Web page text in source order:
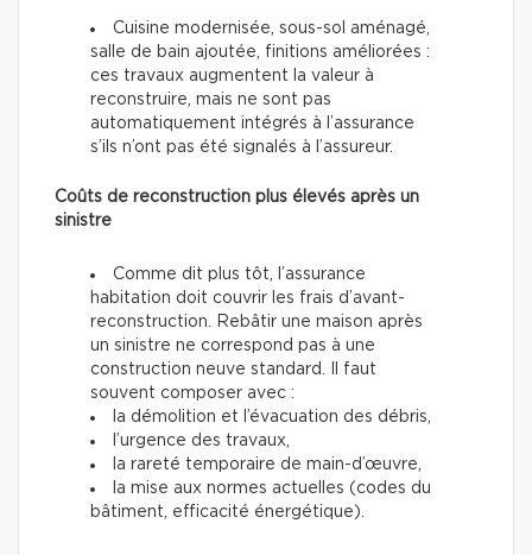
Cuisine modernisée, sous-sol aménagé,
salle de bain ajoutée, finitions améliorées :
ces travaux augmentent la valeur à
reconstruire, mais ne sont pas
automatiquement intégrés à l’assurance
s’ils n’ont pas été signalés à l’assureur.
Coûts de reconstruction plus élevés après un
sinistre
Comme dit plus tôt, l’assurance
habitation doit couvrir les frais d’avant-
reconstruction. Rebâtir une maison après
un sinistre ne correspond pas à une
construction neuve standard. Il faut
souvent composer avec :
la démolition et l’évacuation des débris,
l’urgence des travaux,
la rareté temporaire de main-d’œuvre,
la mise aux normes actuelles (codes du
bâtiment, efficacité énergétique).